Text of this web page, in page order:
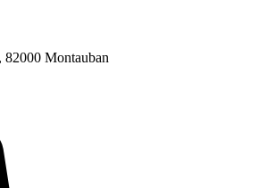
82000 Montauban